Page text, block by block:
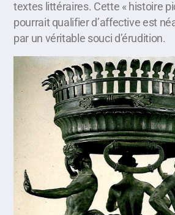
textes littéraires. Cette « histoire
pourrait qualifier d’affective est
par un véritable souci d’érudition.